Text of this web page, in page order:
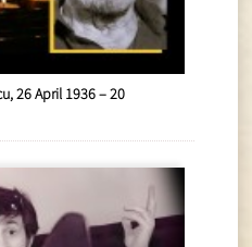
26 April 1936 – 20